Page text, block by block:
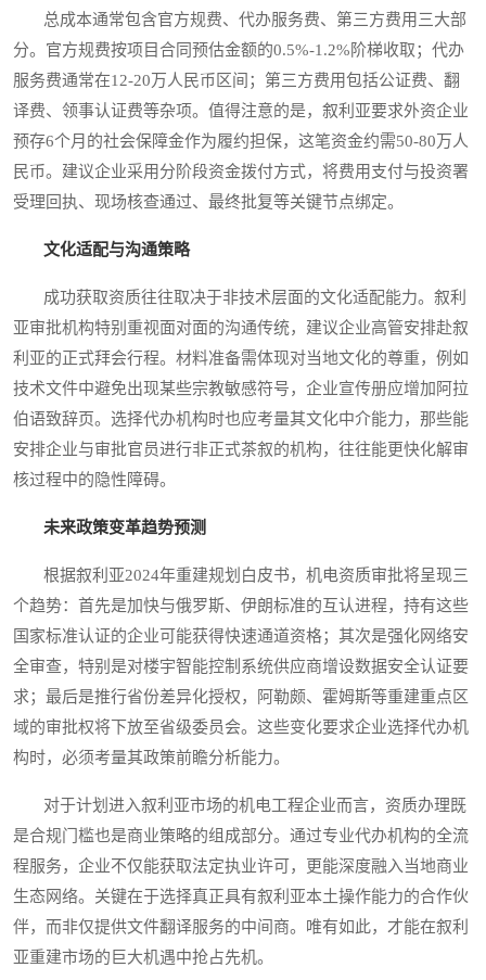
总成本通常包含官方规费、代办服务费、第三方费用三大部
分。官方规费按项目合同预估金额的0.5%-1.2%阶梯收取；代办
服务费通常在12-20万人民币区间；第三方费用包括公证费、翻
译费、领事认证费等杂项。值得注意的是，叙利亚要求外资企业
预存6个月的社会保障金作为履约担保，这笔资金约需50-80万人
民币。建议企业采用分阶段资金拨付方式，将费用支付与投资署
受理回执、现场核查通过、最终批复等关键节点绑定。
文化适配与沟通策略
成功获取资质往往取决于非技术层面的文化适配能力。叙利
亚审批机构特别重视面对面的沟通传统，建议企业高管安排赴叙
利亚的正式拜会行程。材料准备需体现对当地文化的尊重，例如
技术文件中避免出现某些宗教敏感符号，企业宣传册应增加阿拉
伯语致辞页。选择代办机构时也应考量其文化中介能力，那些能
安排企业与审批官员进行非正式茶叙的机构，往往能更快化解审
核过程中的隐性障碍。
未来政策变革趋势预测
根据叙利亚2024年重建规划白皮书，机电资质审批将呈现三
个趋势：首先是加快与俄罗斯、伊朗标准的互认进程，持有这些
国家标准认证的企业可能获得快速通道资格；其次是强化网络安
全审查，特别是对楼宇智能控制系统供应商增设数据安全认证要
求；最后是推行省份差异化授权，阿勒颇、霍姆斯等重建重点区
域的审批权将下放至省级委员会。这些变化要求企业选择代办机
构时，必须考量其政策前瞻分析能力。
对于计划进入叙利亚市场的机电工程企业而言，资质办理既
是合规门槛也是商业策略的组成部分。通过专业代办机构的全流
程服务，企业不仅能获取法定执业许可，更能深度融入当地商业
生态网络。关键在于选择真正具有叙利亚本土操作能力的合作伙
伴，而非仅提供文件翻译服务的中间商。唯有如此，才能在叙利
亚重建市场的巨大机遇中抢占先机。